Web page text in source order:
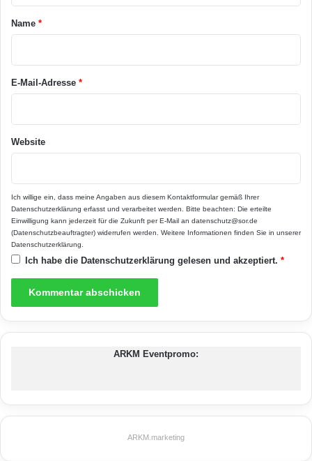
sauber und schön aussieht, enthalten die
kleine Partikel, die im Material eine
dreidimensionale Nano-Quarz-Gitterstruktur
hart, stabilisiert die Farbschicht und verhindert
Eindringen von Feuchtigkeit. Was sich hier
dennoch kurz festsetzt, kann sich spätestens
beim nächsten Wind und Regen nicht mehr
halten. Die Fassaden trocknen zudem
schneller ab, was die Gefahr einer eventuellen
Besiedlung mit Algen oder Flechten deutlich
in die Beschichtung eindringen, Wasserdampf
Dämmsysteme und schmutzabweisende
a
*
Name *
E-Mail-Adresse *
Website
Ich willige ein, dass meine Angaben aus diesem Kontaktformular gemäß Ihrer
Datenschutzerklärung erfasst und verarbeitet werden. Bitte beachten: Die erteilte
Einwilligung kann jederzeit für die Zukunft per E-Mail an datenschutz@sor.de
(Datenschutzbeauftragter) widerrufen werden. Weitere Informationen finden Sie in unserer
Datenschutzerklärung
Ich habe die Datenschutzerklärung gelesen und akzeptiert. *
ARKM Eventpromo:
ARKM.marketing